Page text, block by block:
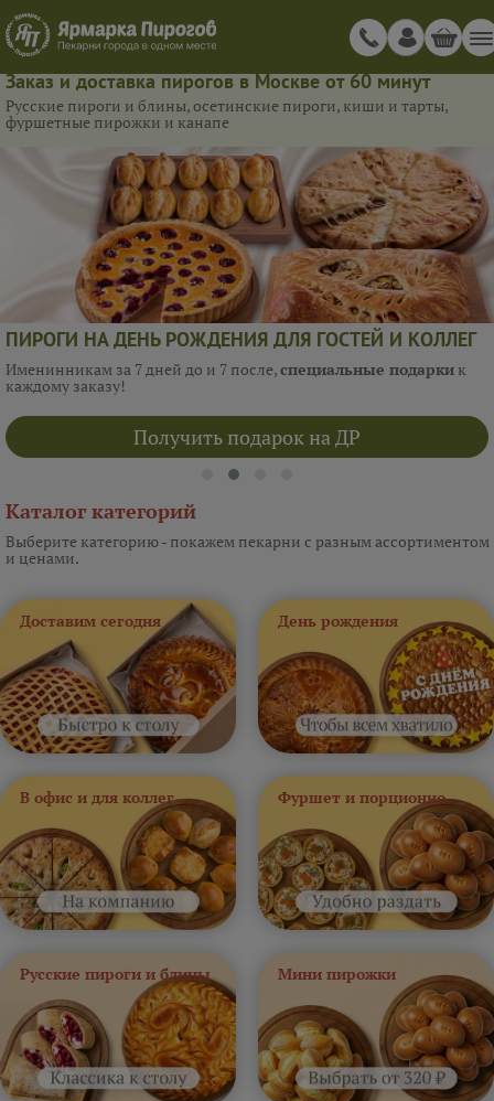
Заказ и доставка пирогов в Москве от 60 минут
Русские пироги и блины, осетинские пироги, киши и тарты,
фуршетные пирожки и канапе
ПИРОГИ НА ДЕНЬ РОЖДЕНИЯ ДЛЯ ГОСТЕЙ И КОЛЛЕГ
Именинникам за 7 дней до и 7 после,специальные подарки к
каждому заказу!
Получить подарок на ДР
Каталог категорий
Выберите категорию - покажем пекарни с разным ассортиментом
и ценами.
Доставим сегодня День рождения
В офис и для коллег Фуршет и порционно
Русские пироги и блины Мини пирожки